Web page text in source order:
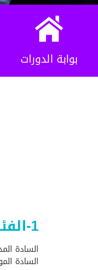
بوابة الدورات
1-الفئات المستهدفة:
السادة
السادة